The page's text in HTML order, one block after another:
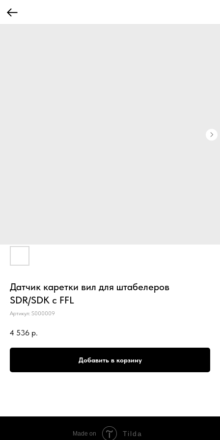
Датчик каретки вил для штабелеров
SDR/SDK с FFL
Артикул: S000009
4 536 р.
Добавить в корзину
Made on Tilda